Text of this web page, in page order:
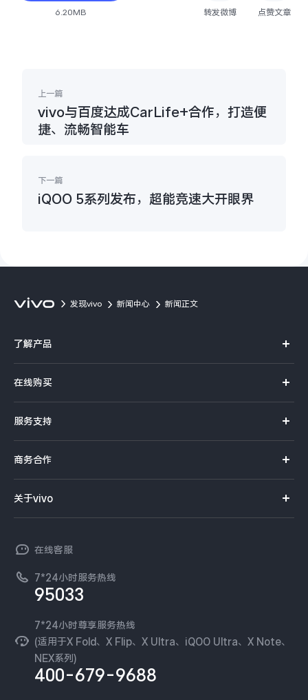
6.20MB 转发微博 点赞文章
上一篇
vivo与百度达成CarLife+合作，打造便
捷、流畅智能车
下一篇
iQOO 5系列发布，超能竞速大开眼界
发现vivo 新闻中心 新闻正文
了解产品
S系列
Y系列
iQOO手机
T系列
NEX系列
在线购买
选购手机
选购配件
订单查询
服务支持
服务网点
查找手机
环保回收
安全公告
服务隐私政策
Log还原LUTs下载
商务合作
开放平台
vivo 企业业务
廉正合规
国补营业执照
无线电发射设备销售备案
关于vivo
工作机会
新闻资讯
可持续发展
vivo 蔡司影像
在线客服
7*24小时服务热线
95033
7*24小时尊享服务热线
(适用于X Fold、X Flip、X Ultra、iQOO Ultra、X Note、
NEX系列)
400-679-9688